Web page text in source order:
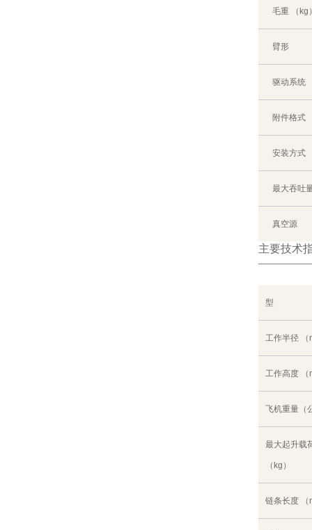
毛重 （kg
臂形
驱动系统
附件格式
安装方式
最大吞吐
真空源
主要技术
型
工作半径 （
工作高度 （
飞机重量（
最大起升载
（kg）
链条长度 （